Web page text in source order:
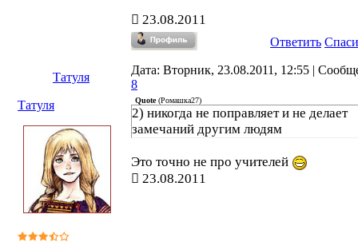
23.08.2011
Ответить
Татуля
Дата: Вторник, 23.08.2011, 12:55 |
8
Татуля
Quote(Ромашка27)
2) никогда не поправляет и не делает
замечаний другим людям
Это точно не про учителей
23.08.2011